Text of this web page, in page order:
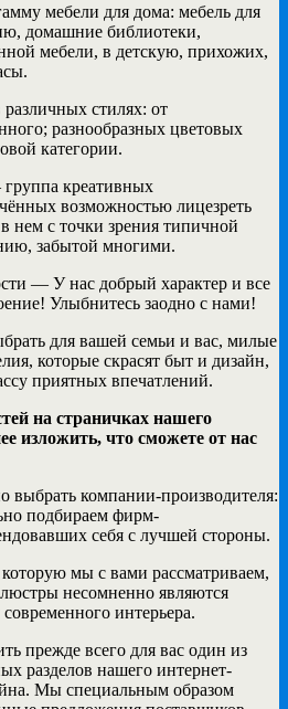
мебели для дома: мебель для
домашние библиотеки,
мебели, в детскую, прихожих,
стилях: от
разнообразных цветовых
категории.
креативных
возможностью лицезреть
нем с точки зрения типичной
забытой многими.
— У нас добрый характер и все
Улыбнитесь заодно с нами!
для вашей семьи и вас, милые
которые скрасят быт и дизайн,
приятных впечатлений.
на страничках нашего
изложить, что сможете от нас
выбрать компании-производителя:
подбираем фирм-
себя с лучшей стороны.
мы с вами рассматриваем,
несомненно являются
интерьера.
прежде всего для вас один из
разделов нашего интернет-
Мы специальным образом